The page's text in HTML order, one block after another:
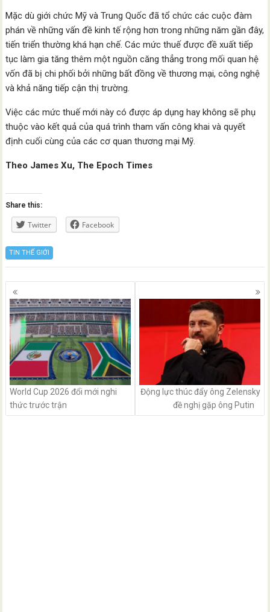
Mặc dù giới chức Mỹ và Trung Quốc đã tổ chức các cuộc đàm
phán về những vấn đề kinh tế rộng hơn trong những năm gần đây,
tiến triển thường khá hạn chế. Các mức thuế được đề xuất tiếp
tục làm gia tăng thêm một nguồn căng thẳng trong mối quan hệ
vốn đã bị chi phối bởi những bất đồng về thương mại, công nghệ
và khả năng tiếp cận thị trường.
Việc các mức thuế mới này có được áp dụng hay không sẽ phụ
thuộc vào kết quả của quá trình tham vấn công khai và quyết
định cuối cùng của các cơ quan thương mại Mỹ.
Theo James Xu, The Epoch Times
Share this:
Twitter Facebook
TIN THẾ GIỚI
Posts
navigation
World Cup 2026 đổi mới nghi
thức trước trận
Động lực thúc đẩy ông Zelensky
đề nghị gặp ông Putin